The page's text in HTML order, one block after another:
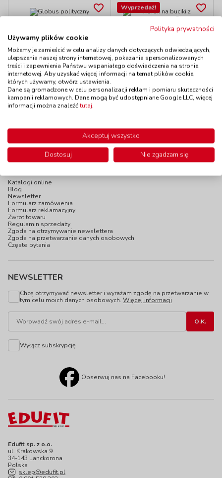
Dostępność
do 5 dni
82,90 zł z VAT
Do koszyka
Wyprzedaż!
Worek na buciki z
kod: TJ05504
DostępnośćW magazynie
2 szt.
do 7 dni
W magazynie:
11,90 zł z VAT
Do koszyka
Edufit sp. z o.o.
ul. Krakowska 9
34-143 Lanckorona
Polska
sklep@edufit.pl
Katalogi online
Blog
Newsletter
Formularz zamówienia
Formularz reklamacyjny
Zwrot towaru
Regulamin sprzedaży
Zgoda na otrzymywanie newslettera
Zgoda na przetwarzanie danych osobowych
Częste pytania
NEWSLETTER
Chcę otrzymywać newsletter i wyrażam zgodę na przetwarzanie w
tym celu moich danych osobowych. Więcej informacji
Wyłącz subskrypcję
Obserwuj nas na Facebooku!
Polityka prywatności
Używamy plików cookie
Możemy je zamieścić w celu analizy danych dotyczących odwiedzających,
ulepszenia naszej strony internetowej, pokazania spersonalizowanych
treści i zapewnienia Państwu wspaniałego doświadczenia na stronie
internetowej. Aby uzyskać więcej informacji na temat plików cookie,
których używamy, otwórz ustawienia.
Dane są gromadzone w celu personalizacji reklam i pomiaru skuteczności
kampanii reklamowych. Dane mogą być udostępniane Google LLC, więcej
informacji można znaleźćtutaj.
Akceptuj wszystko
Dostosuj
Nie zgadzam się